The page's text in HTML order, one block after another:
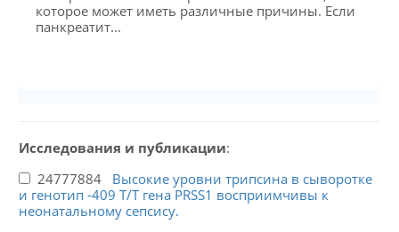
которое может иметь различные причины. Если
панкреатит...
Исследования и публикации:
24777884 Высокие уровни трипсина в сыворотке
и генотип -409 T/T гена PRSS1 восприимчивы к
неонатальному сепсису.